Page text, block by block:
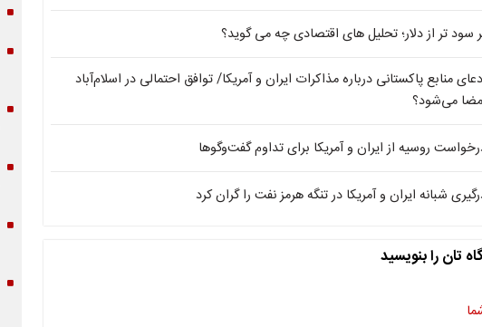
سود تر از دلار؛ تحلیل های اقتصادی چه می گوید؟
منابع پاکستانی درباره مذاکرات ایران و آمریکا/ توافق احتمالی در اسلام‌آباد
می‌شود؟
روسیه از ایران و آمریکا برای تداوم گفت‌وگوها
شبانه ایران و آمریکا در تنگه هرمز نفت را گران کرد
تان را بنویسید